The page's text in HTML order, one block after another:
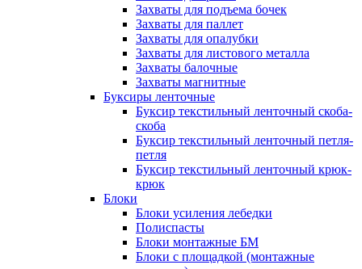
Захваты для подъема бочек
Захваты для паллет
Захваты для опалубки
Захваты для листового металла
Захваты балочные
Захваты магнитные
Буксиры ленточные
Буксир текстильный ленточный скоба-
скоба
Буксир текстильный ленточный петля-
петля
Буксир текстильный ленточный крюк-
крюк
Блоки
Блоки усиления лебедки
Полиспасты
Блоки монтажные БМ
Блоки с площадкой (монтажные